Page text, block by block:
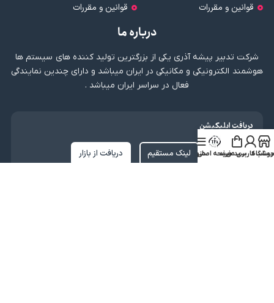
قوانین و مقررات
قوانین و مقررات
درباره ما
شرکت تدبیر پیشه آذری یکی از بزرگترین تولید کننده های سیستم ها
هوشمند الکترونیکی و مکانیکی در ایران میباشد و دارای چندین نمایندگی
فعال در سراسر ایران میباشد .
دریافت اپلیکیشن
لینک مستقیم دریافت از بازار حساب کاربری من
سبد خریدصفحه اصلی
منو